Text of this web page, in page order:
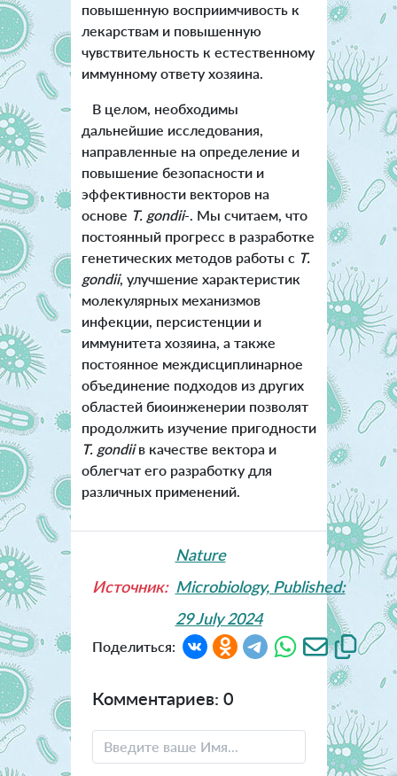
повышенную восприимчивость к
лекарствам и повышенную
чувствительность к естественному
иммунному ответу хозяина.
В целом, необходимы
дальнейшие исследования,
направленные на определение и
повышение безопасности и
эффективности векторов на
основе T. gondii-. Мы считаем, что
постоянный прогресс в разработке
генетических методов работы с T.
gondii, улучшение характеристик
молекулярных механизмов
инфекции, персистенции и
иммунитета хозяина, а также
постоянное междисциплинарное
объединение подходов из других
областей биоинженерии позволят
продолжить изучение пригодности
T. gondiiв качестве вектора и
облегчат его разработку для
различных применений.
Источник:
Nature
Microbiology, Published:
29 July 2024
Поделиться:
Комментариев: 0